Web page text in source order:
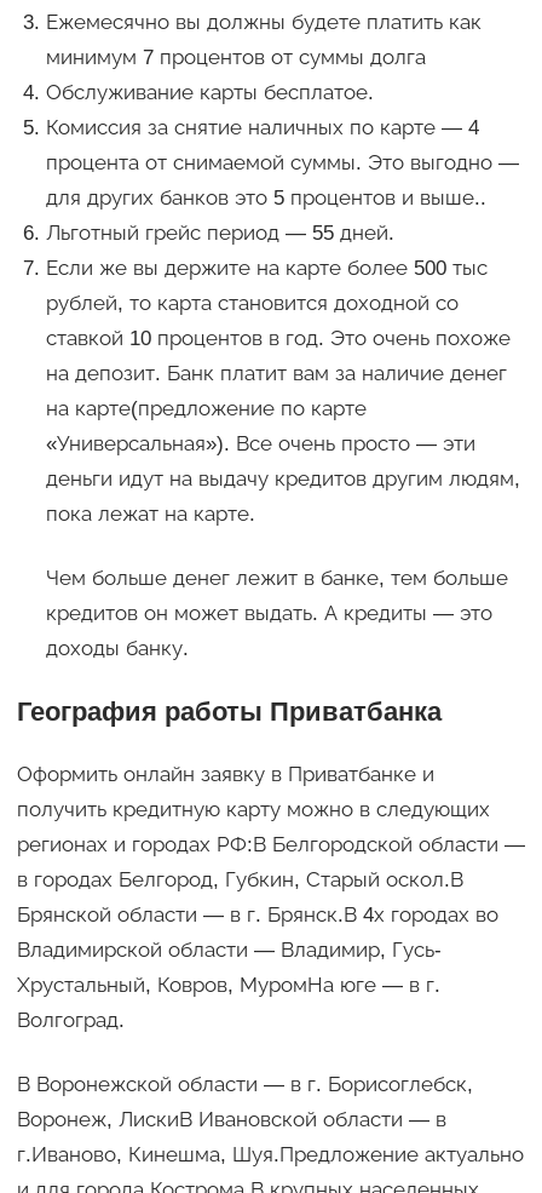
Ежемесячно вы должны будете платить как
минимум 7 процентов от суммы долга
Обслуживание карты бесплатое.
Комиссия за снятие наличных по карте — 4
процента от снимаемой суммы. Это выгодно —
для других банков это 5 процентов и выше..
Льготный грейс период — 55 дней.
Если же вы держите на карте более 500 тыс
рублей, то карта становится доходной со
ставкой 10 процентов в год. Это очень похоже
на депозит. Банк платит вам за наличие денег
на карте(предложение по карте
«Универсальная»). Все очень просто — эти
деньги идут на выдачу кредитов другим людям,
пока лежат на карте.
Чем больше денег лежит в банке, тем больше
кредитов он может выдать. А кредиты — это
доходы банку.
География работы Приватбанка
Оформить онлайн заявку в Приватбанке и
получить кредитную карту можно в следующих
регионах и городах РФ:В Белгородской области —
в городах Белгород, Губкин, Старый оскол.В
Брянской области — в г. Брянск.В 4х городах во
Владимирской области — Владимир, Гусь-
Хрустальный, Ковров, МуромНа юге — в г.
Волгоград.
В Воронежской области — в г. Борисоглебск,
Воронеж, ЛискиВ Ивановской области — в
г.Иваново, Кинешма, Шуя.Предложение актуально